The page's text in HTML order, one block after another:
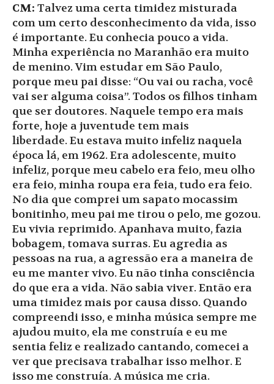
CM: Talvez uma certa timidez misturada
com um certo desconhecimento da vida, isso
é importante. Eu conhecia pouco a vida.
Minha experiência no Maranhão era muito
de menino. Vim estudar em São Paulo,
porque meu pai disse: “Ou vai ou racha, você
vai ser alguma coisa”. Todos os filhos tinham
que ser doutores. Naquele tempo era mais
forte, hoje a juventude tem mais
liberdade. Eu estava muito infeliz naquela
época lá, em 1962. Era adolescente, muito
infeliz, porque meu cabelo era feio, meu olho
era feio, minha roupa era feia, tudo era feio.
No dia que comprei um sapato mocassim
bonitinho, meu pai me tirou o pelo, me gozou.
Eu vivia reprimido. Apanhava muito, fazia
bobagem, tomava surras. Eu agredia as
pessoas na rua, a agressão era a maneira de
eu me manter vivo. Eu não tinha consciência
do que era a vida. Não sabia viver. Então era
uma timidez mais por causa disso. Quando
compreendi isso, e minha música sempre me
ajudou muito, ela me construía e eu me
sentia feliz e realizado cantando, comecei a
ver que precisava trabalhar isso melhor. E
isso me construía. A música me cria.